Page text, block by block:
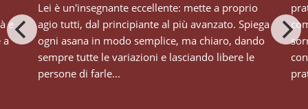
Lei è un'insegnante eccellente: mette a proprio
agio tutti, dal principiante al più avanzato. Spiega
ogni asana in modo semplice, ma chiaro, dando
sempre tutte le variazioni e lasciando libere le
persone di farle...
e
a